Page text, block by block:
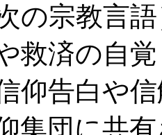
の宗教言
救済の自
仰告白や
集団に共